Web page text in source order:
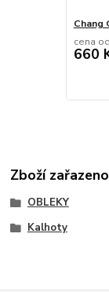
Chang
cena od
660
Zboží
OBLEKY
Kalhoty